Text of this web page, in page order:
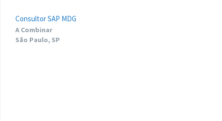
Consultor SAP MDG
A Combinar
São Paulo, SP